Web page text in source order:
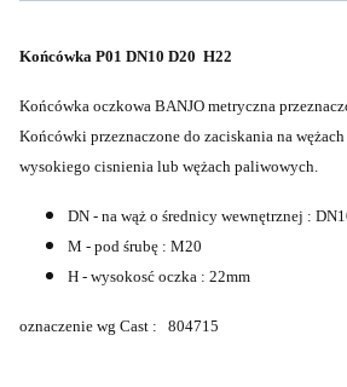
Końcówka P01 DN10 D20 H22
Końcówka oczkowa BANJO metryczna
Końcówki przeznaczone do zaciskania na
wysokiego cisnienia lub wężach paliwowych.
DN - na wąż o średnicy wewnętrznej :
M - pod śrubę : M20
H - wysokosć oczka : 22mm
oznaczenie wg Cast : 804715